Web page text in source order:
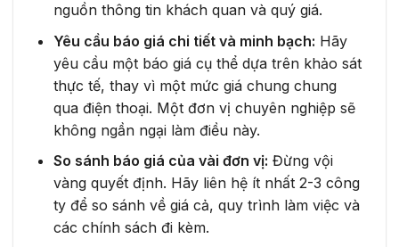
nguồn thông tin khách quan và quý giá.
Yêu cầu báo giá chi tiết và minh bạch: Hãy
yêu cầu một báo giá cụ thể dựa trên khảo sát
thực tế, thay vì một mức giá chung chung
qua điện thoại. Một đơn vị chuyên nghiệp sẽ
không ngần ngại làm điều này.
So sánh báo giá của vài đơn vị: Đừng vội
vàng quyết định. Hãy liên hệ ít nhất 2-3 công
ty để so sánh về giá cả, quy trình làm việc và
các chính sách đi kèm.